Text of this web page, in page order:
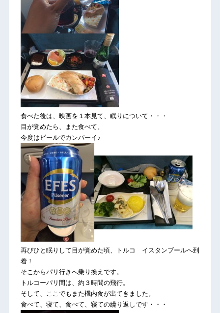
食べた後は、映画を１本見て、眠りについて・・・
目が覚めたら、また食べて。
今度はビールでカンパーイ♪
再びひと眠りして目が覚めた頃、トルコ イスタンブールへ到
着！
そこからパリ行きへ乗り換えです。
トルコーパリ間は、約３時間の飛行。
そして、ここでもまた機内食が出てきました。
食べて、寝て、食べて、寝ての繰り返しです・・・